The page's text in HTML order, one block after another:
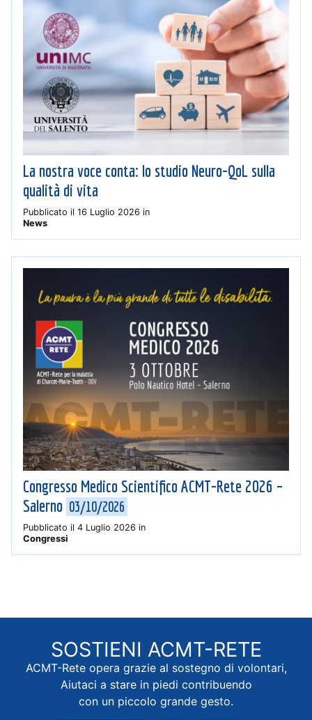
La nostra voce conta: lo studio Neuro-QoL sulla
qualità di vita
Pubblicato il 16 Luglio 2026 in
News
Congresso Medico Scientifico ACMT-Rete 2026 –
Salerno 03/10/2026
Pubblicato il 4 Luglio 2026 in
Congressi
SOSTIENI ACMT-RETE
ACMT-Rete opera grazie al sostegno di volontari,
Aiutaci a stare in piedi contribuendo
con un piccolo grande gesto.